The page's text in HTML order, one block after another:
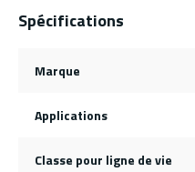
Spécifications
Marque
Applications
Classe pour ligne de vie